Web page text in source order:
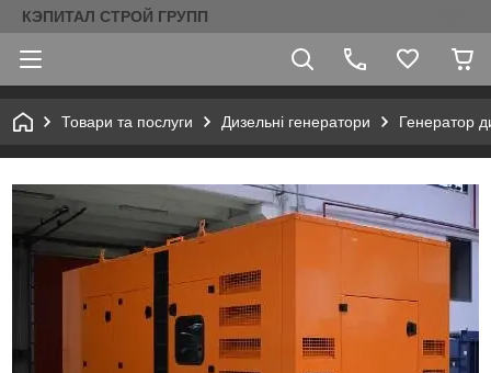
КЭПИТАЛ СТРОЙ ГРУПП
Товари та послуги Дизельні генератори Генератор